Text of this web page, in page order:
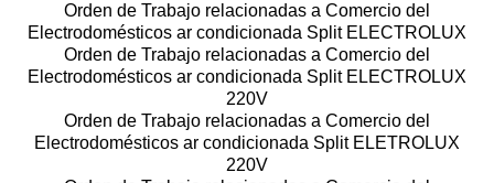
Orden de Trabajo relacionadas a Comercio del
Electrodomésticos ar condicionada Split ELECTROLUX
Orden de Trabajo relacionadas a Comercio del
Electrodomésticos ar condicionada Split ELECTROLUX
220V
Orden de Trabajo relacionadas a Comercio del
Electrodomésticos ar condicionada Split ELETROLUX
220V